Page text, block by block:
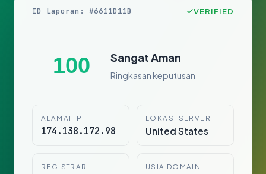
ID Laporan: #6611D11B VERIFIED
100 Sangat Aman
Ringkasan keputusan
ALAMAT IP
174.138.172.98
LOKASI SERVER
United States
REGISTRAR USIA DOMAIN